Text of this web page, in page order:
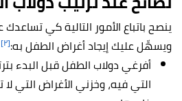
ينصح باتباع الأمور التالية كي
ويسهِّل عليك إيجاد أغراض الطفل به:[٢]
أفرغي دولاب الطفل قبل البدء
التي فيه، وخزني الأغراض التي